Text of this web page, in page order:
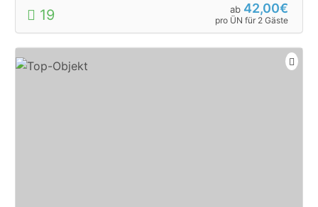
19 ab 42,00€
pro ÜN für 2 Gäste